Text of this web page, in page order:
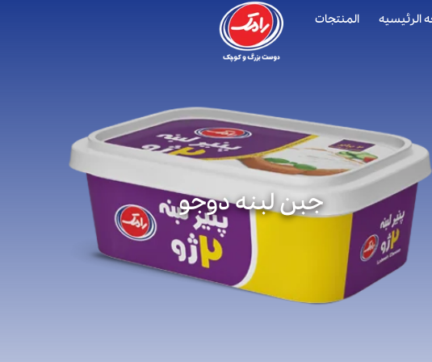
الرئیسیه المنتجات
جبن لبنه دوجو